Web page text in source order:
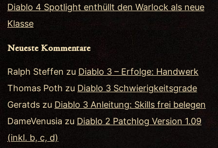
Diablo 4 Spotlight enthüllt den Warlock als neue
Klasse
Neueste Kommentare
Ralph Steffen zu Diablo 3 – Erfolge: Handwerk
Thomas Poth zu Diablo 3 Schwierigkeitsgrade
Geratds zu Diablo 3 Anleitung: Skills frei belegen
DameVenusia zu Diablo 2 Patchlog Version 1.09
(inkl. b, c, d)